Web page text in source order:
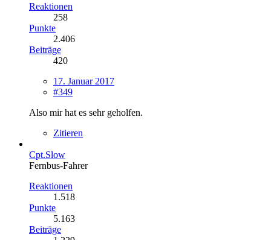
Reaktionen
258
Punkte
2.406
Beiträge
420
17. Januar 2017
#349
Also mir hat es sehr geholfen.
Zitieren
Cpt.Slow
Fernbus-Fahrer
Reaktionen
1.518
Punkte
5.163
Beiträge